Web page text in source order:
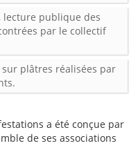
lecture publique des
par le collectif
plâtres réalisées par
a été conçue par
de ses associations